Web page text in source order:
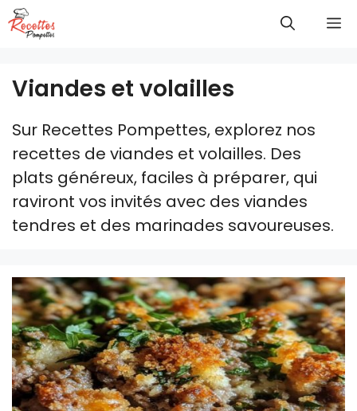
Aller
au
Viandes et volailles
Sur Recettes Pompettes, explorez nos
recettes de viandes et volailles. Des
plats généreux, faciles à préparer, qui
raviront vos invités avec des viandes
tendres et des marinades savoureuses.